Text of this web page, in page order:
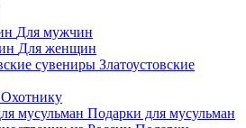
Для мужчин
Для женщин
Златоустовские
Охотнику
Подарки для мусульман